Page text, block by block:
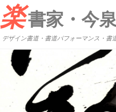
楽書家・今
デザイン書道・書道パフォーマンス・書